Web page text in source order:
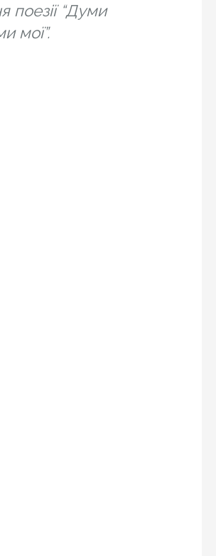
поезії “Думи
мої”.